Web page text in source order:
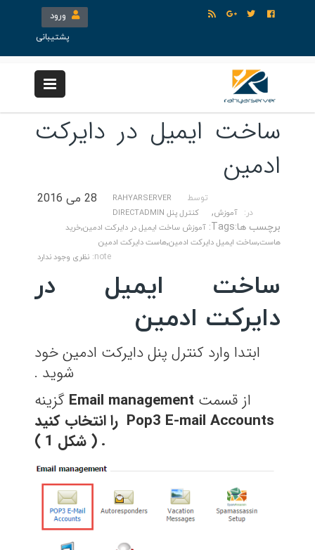
ورود
پشتیبانی
ساخت ایمیل در دایرکت
ادمین
28 می 2016 توسط
RAHYARSERVER
در:
آموزش, کنترل پنل DIRECTADMIN
برچسب ها:Tags: آموزش ساخت ایمیل در دایرکت ادمین,خرید
هاست,ساخت ایمیل دایرکت ادمین,هاست دایرکت ادمین
note: نظری وجود ندارد
ساخت ایمیل در
دایرکت ادمین
ابتدا وارد کنترل پنل دایرکت ادمین خود
شوید .
از قسمت Email management گزینه
Pop3 E-mail Accounts را انتخاب کنید
. ( شکل 1 )